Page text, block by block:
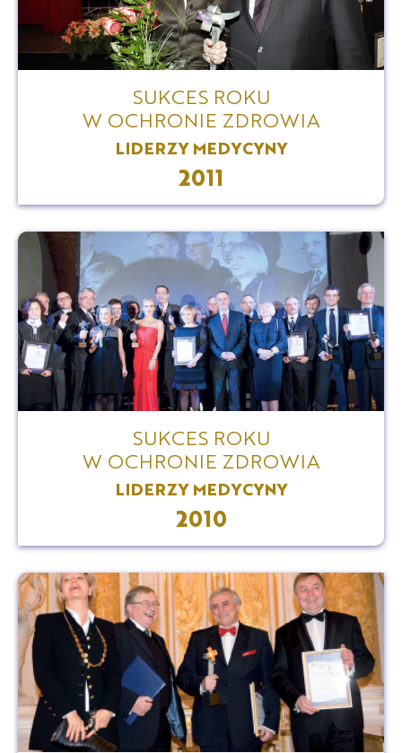
SUKCES ROKU
W OCHRONIE ZDROWIA
LIDERZY MEDYCYNY
2011
SUKCES ROKU
W OCHRONIE ZDROWIA
LIDERZY MEDYCYNY
2010